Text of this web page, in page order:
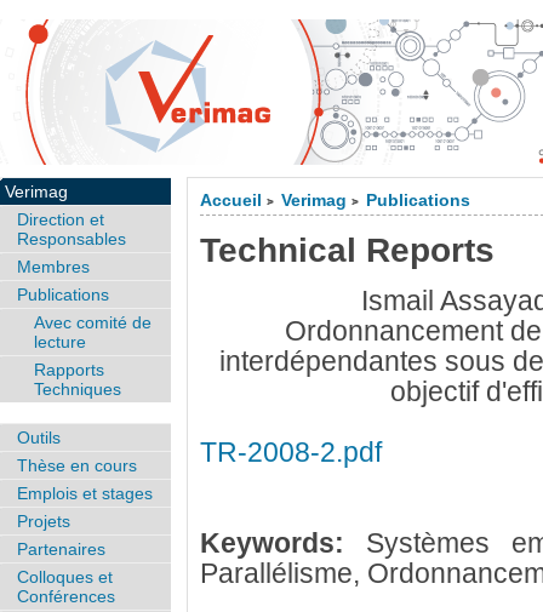
Accueil > Verimag > Publications
Technical Reports
Ismail
Ordonnancement
interdépendantes sous
objectif
TR-2008-2.pdf
Keywords: Systèmes
Parallélisme,
Verimag
Direction et
Responsables
Membres
Publications
Avec comité de
lecture
Rapports
Techniques
Outils
Thèse en cours
Emplois et stages
Projets
Partenaires
Colloques et
Conférences